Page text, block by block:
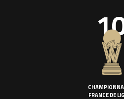
FRANCE DE